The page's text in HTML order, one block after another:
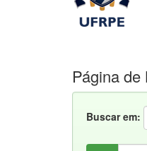
Página de
Buscar em: